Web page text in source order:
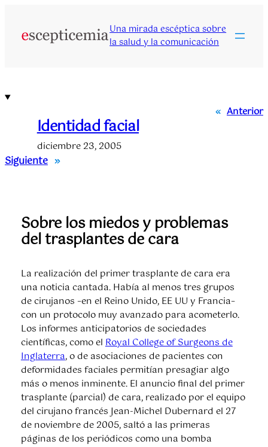
contenido
Una mirada escéptica sobre
la salud y la comunicación
« Anterior
Identidad facial
diciembre 23, 2005
Siguiente »
Sobre los miedos y problemas
del trasplantes de cara
La realización del primer trasplante de cara era
una noticia cantada. Había al menos tres grupos
de cirujanos –en el Reino Unido, EE UU y Francia–
con un protocolo muy avanzado para acometerlo.
Los informes anticipatorios de sociedades
científicas, como elRoyal College of Surgeons de
Inglaterra, o de asociaciones de pacientes con
deformidades faciales permitían presagiar algo
más o menos inminente. El anuncio final del primer
trasplante (parcial) de cara, realizado por el equipo
del cirujano francés Jean-Michel Dubernard el 27
de noviembre de 2005, saltó a las primeras
páginas de los periódicos como una bomba